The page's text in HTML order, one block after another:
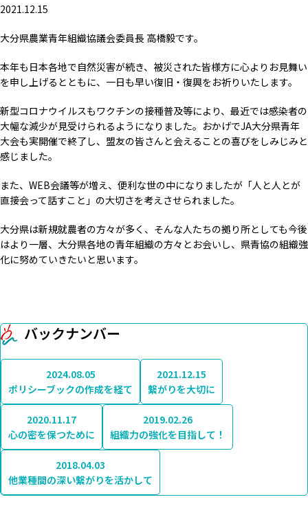
2021.12.15
大分県農業青年組織協議会委員長 高橋毅です。
本年も日本各地で自然災害が続き、被災された皆様方に心よりお見舞い
を申し上げるとともに、一日も早い復旧・復興をお祈りいたします。
新型コロナウイルスもワクチンの接種普及等により、最近では感染者の
大幅な減少が見受けられるようになりました。おかげでJA大分県青年
大会も実開催で終了し、盟友の皆さんと会えることの喜びをしみじみと
感じました。
また、WEB会議等が増え、便利な世の中になりましたが「人と人とが
直接会って話すこと」の大切さを考えさせられました。
大分県は新規就農者の方々が多く、そんな人たちの拠り所としても今後
はより一層、大分県各地の青年組織の方々とお会いし、県青協の組織強
化に努めていきたいと思います。
バックナンバー
2024.08.05
ポリシーブックの作成を経て
2021.12.15
繋がりを大切に
2020.11.17
心の密を保つために
2019.02.26
組織力の強化を目指して！
2018.04.03
他業種間の深い繋がりを活かして